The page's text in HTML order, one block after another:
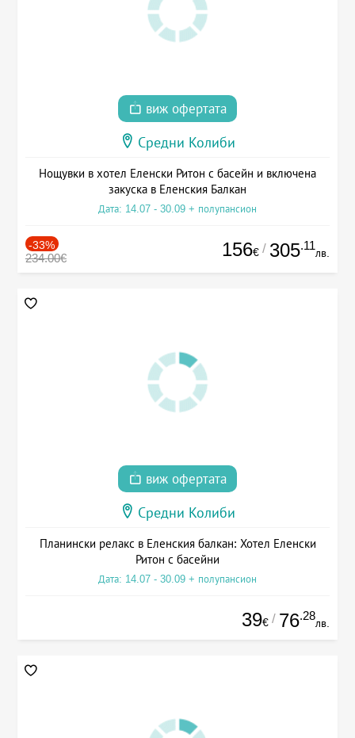
виж офертата
Средни Колиби
Нощувки в хотел Еленски Ритон с басейн и включена
закуска в Еленския Балкан
Дата: 14.07 - 30.09 + полупансион
-33%
234.00€ 156€ / 305.11
лв.
виж офертата
Средни Колиби
Планински релакс в Еленския балкан: Хотел Еленски
Ритон с басейни
Дата: 14.07 - 30.09 + полупансион
39€ / 76.28
лв.